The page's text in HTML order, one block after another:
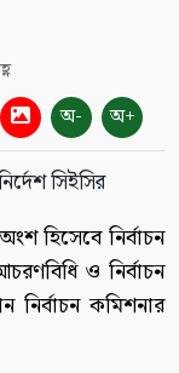
অ- অ+
হিসেবে নির্বাচন
ও নির্বাচন
নির্বাচন কমিশনার